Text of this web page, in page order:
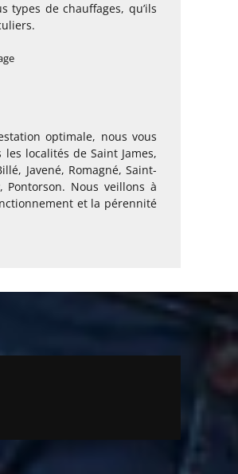
types de chauffages, qu’ils
optimale, nous vous
localités de Saint James,
Javené, Romagné, Saint-
Pontorson. Nous veillons à
et la pérennité